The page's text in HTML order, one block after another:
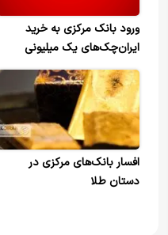
ورود بانک مرکزی به خرید
ایران‌چک‌های یک میلیونی
افسار بانک‌های مرکزی در
دستان طلا